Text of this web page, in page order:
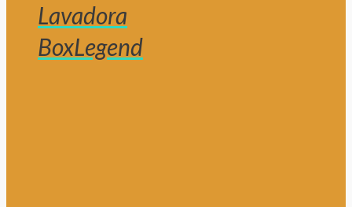
Lavadora
BoxLegend